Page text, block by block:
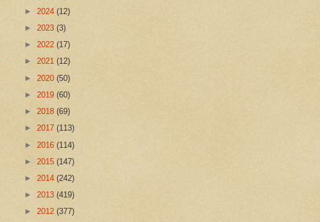
► 2024 (12)
► 2023 (3)
► 2022 (17)
► 2021 (12)
► 2020 (50)
► 2019 (60)
► 2018 (69)
► 2017 (113)
► 2016 (114)
► 2015 (147)
► 2014 (242)
► 2013 (419)
► 2012 (377)